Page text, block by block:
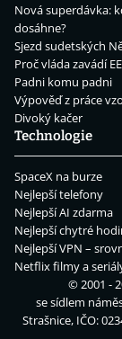
Nová superdávka:
dosáhne?
Sjezd sudetských
Proč vláda zavádí
Padni komu padni
Výpověď z práce
Divoký kačer
Technologie
SpaceX na burze
Nejlepší telefony
Nejlepší AI zdarma
Nejlepší chytré
Nejlepší VPN –
Netflix filmy a
© 2001 -
se sídlem
Strašnice, IČO: